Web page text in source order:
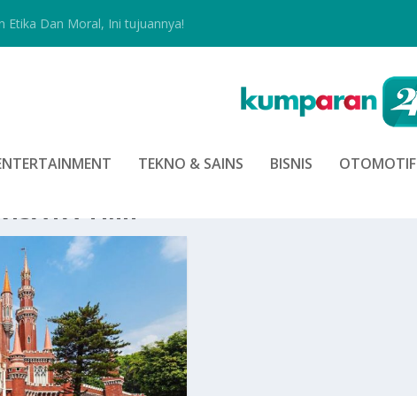
Etika Dan Moral, Ini tujuannya!
TEKNO & SAINS BISNIS OTOMOTIF
TMII